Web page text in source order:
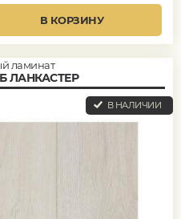
В КОРЗИНУ
ламинат
ЛАНКАСТЕР
В НАЛИЧИИ